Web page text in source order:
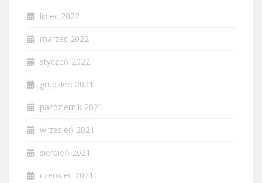
lipiec 2022
marzec 2022
styczeń 2022
grudzień 2021
październik 2021
wrzesień 2021
sierpień 2021
czerwiec 2021